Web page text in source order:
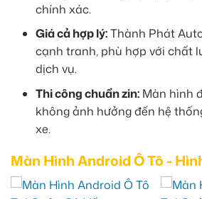
chính xác.
Giá cả hợp lý:Thành Phát
cạnh tranh, phù hợp với chất
dịch vụ.
Thi công chuẩn zin: Màn hình
không ảnh hưởng đến hệ
xe.
Màn Hình Android Ô Tô -